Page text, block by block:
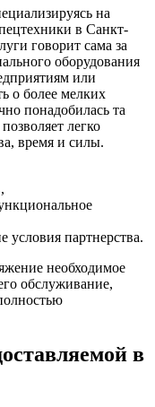
на
в Санкт-
говорит сама за
оборудования
или
о более мелких
понадобилась та
легко
время и силы.
партнерства.
необходимое
обслуживание,
в